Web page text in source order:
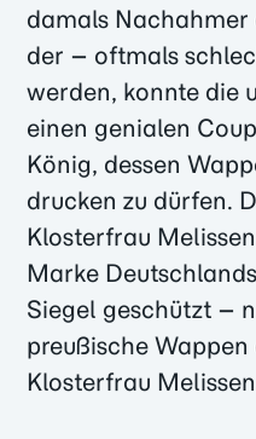
damals Nachahmer
der – oftmals
werden, konnte die
einen genialen
König, dessen
drucken zu dürfen.
Klosterfrau
Marke
Siegel geschützt –
preußische
Klosterfrau